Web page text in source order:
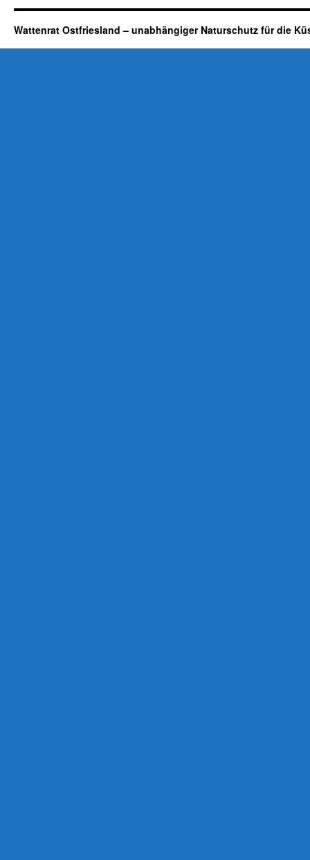
Wattenrat Ostfriesland – unabhängiger Naturschutz für die